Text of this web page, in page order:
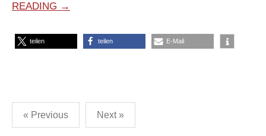
READING →
teilen teilen E-Mail
Posts
pagination
« Previous Next »